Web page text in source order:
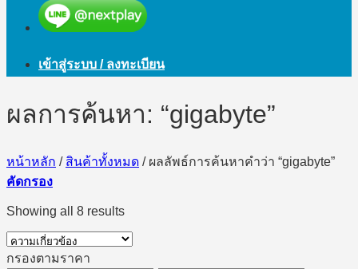
เข้าสู่ระบบ / ลงทะเบียน
ผลการค้นหา: “gigabyte”
หน้าหลัก / สินค้าทั้งหมด /ผลลัพธ์การค้นหาคำว่า “gigabyte”
คัดกรอง
Showing all 8 results
กรองตามราคา